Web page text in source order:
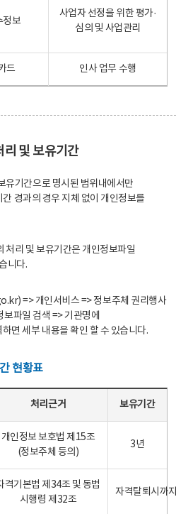
정보
사업자 선정을 위한 평가·
심의 및 사업관리
드 인사 업무 수행
리 및 보유기간
유기간으로 명시된 범위내에서만
경과의 경우 지체 없이 개인정보를
처리 및 보유기간은 개인정보파일
니다.
=> 개인서비스 => 정보주체 권리행사
파일 검색 => 기관명에
면 세부 내용을 확인 할 수 있습니다.
현황표
처리근거 보유기간
개인정보 보호법 제15조
(정보주체 등의)
3년
격기본법 제34조 및 동법
시행령 제32조
자격탈퇴시까